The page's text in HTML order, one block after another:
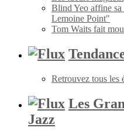
Blind Yeo affine
Lemoine Point"
Tom Waits fait
Retrouvez tous les
Les
Jazz